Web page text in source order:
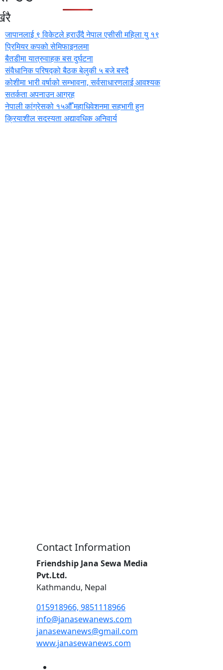
जापानलाई ९ विकेटले हराउँदै नेपाल एसीसी महिला यु १९
प्रिमियर कपको सेमिफाइनलमा
बैतडीमा यात्रुवाहक बस दुर्घटना
संवैधानिक परिषद्को बैठक बेलुकी ५ बजे बस्दै
कोशीमा भारी वर्षाको सम्भावना, सर्वसाधारणलाई आवश्यक
सतर्कता अपनाउन आग्रह
नेपाली कांग्रेसको १५औँ महाधिवेशनमा सहभागी हुन
क्रियाशील सदस्यता अद्यावधिक अनिवार्य
Contact Information
Friendship Jana Sewa Media
Pvt.Ltd.
Kathmandu, Nepal
015918966, 9851118966
info@janasewanews.com
janasewanews@gmail.com
www.janasewanews.com